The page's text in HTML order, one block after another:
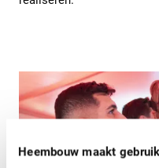
Heembouw maakt